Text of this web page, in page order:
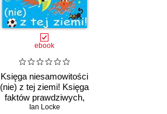
ebook
Księga niesamowitości
(nie) z tej ziemi! Księga
faktów prawdziwych,
choć niezwykłych
Ian Locke